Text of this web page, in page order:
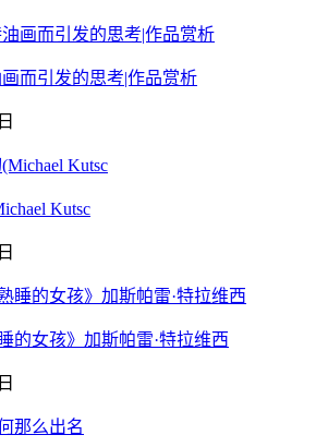
而引发的思考|作品赏析
Kutsc
的女孩》加斯帕雷·特拉维西